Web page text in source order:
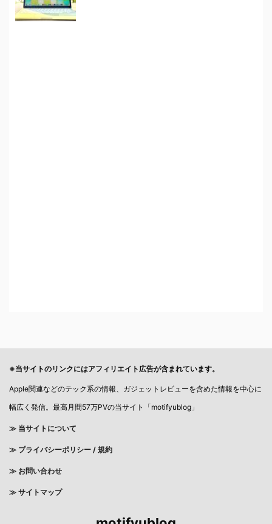
※当サイトのリンクにはアフィリエイト広告が含まれています。
Apple関連などのテック系の情報、ガジェットレビューを含めた情報を中心に
幅広く発信。最高月間57万PVの当サイト「motifyublog」
≫ 当サイトについて
≫ プライバシーポリシー / 規約
≫ お問い合わせ
≫ サイトマップ